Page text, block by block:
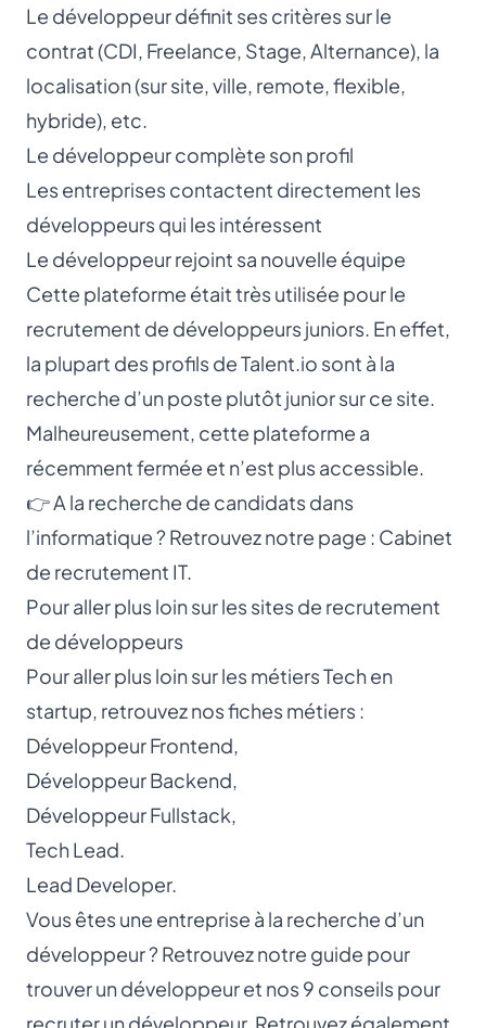
Le développeur définit ses critères sur le
contrat (CDI, Freelance, Stage, Alternance), la
localisation (sur site, ville, remote, flexible,
hybride), etc.
Le développeur complète son profil
Les entreprises contactent directement les
développeurs qui les intéressent
Le développeur rejoint sa nouvelle équipe
Cette plateforme était très utilisée pour le
recrutement de développeurs juniors. En effet,
la plupart des profils de Talent.io sont à la
recherche d’un poste plutôt junior sur ce site.
Malheureusement, cette plateforme a
récemment fermée et n’est plus accessible.
👉 A la recherche de candidats dans
l’informatique ? Retrouvez notre page : Cabinet
de recrutement IT.
Pour aller plus loin sur les sites de recrutement
de développeurs
Pour aller plus loin sur lesmétiers Techen
startup, retrouvez nos fiches métiers :
Développeur Frontend,
Développeur Backend,
Développeur Fullstack,
Tech Lead.
Lead Developer.
Vous êtes une entreprise à la recherche d’un
développeur ? Retrouvez notre guide pour
trouver un développeuret nos9 conseils pour